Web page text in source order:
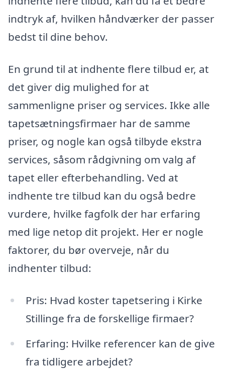
indtryk af, hvilken håndværker der passer
bedst til dine behov.
En grund til at indhente flere tilbud er, at
det giver dig mulighed for at
sammenligne priser og services. Ikke alle
tapetsætningsfirmaer har de samme
priser, og nogle kan også tilbyde ekstra
services, såsom rådgivning om valg af
tapet eller efterbehandling. Ved at
indhente tre tilbud kan du også bedre
vurdere, hvilke fagfolk der har erfaring
med lige netop dit projekt. Her er nogle
faktorer, du bør overveje, når du
indhenter tilbud:
Pris: Hvad koster tapetsering i Kirke
Stillinge fra de forskellige firmaer?
Erfaring: Hvilke referencer kan de give
fra tidligere arbejdet?